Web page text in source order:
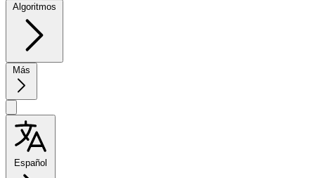
Algoritmos
Más
Español